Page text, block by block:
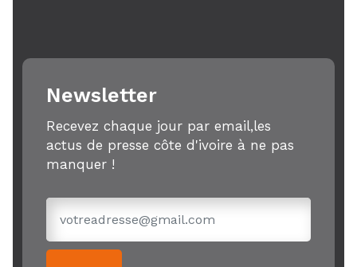
Newsletter
Recevez chaque jour par email,les
actus de presse côte d'ivoire à ne pas
manquer !